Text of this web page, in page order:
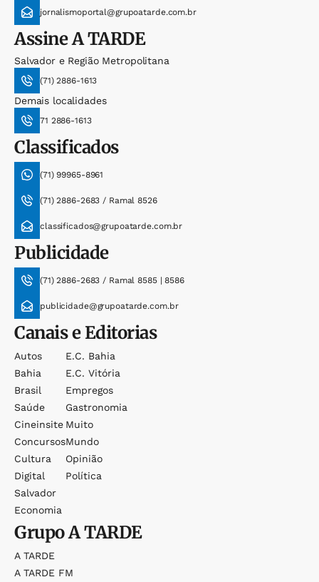
jornalismoportal@grupoatarde.com.br
AssineA TARDE
Salvador e Região Metropolitana
(71) 2886-1613
Demais localidades
71 2886-1613
Classificados
(71) 99965-8961
(71) 2886-2683 / Ramal 8526
classificados@grupoatarde.com.br
Publicidade
(71) 2886-2683 / Ramal 8585 | 8586
publicidade@grupoatarde.com.br
Canais e Editorias
Autos
Bahia
Brasil
Saúde
Cineinsite
Concursos
Cultura
Digital
Salvador
Economia
E.c. Bahia
E.c. Vitória
Empregos
Gastronomia
Muito
Mundo
Opinião
Política
GrupoA TARDE
A TARDE
A TARDE FM